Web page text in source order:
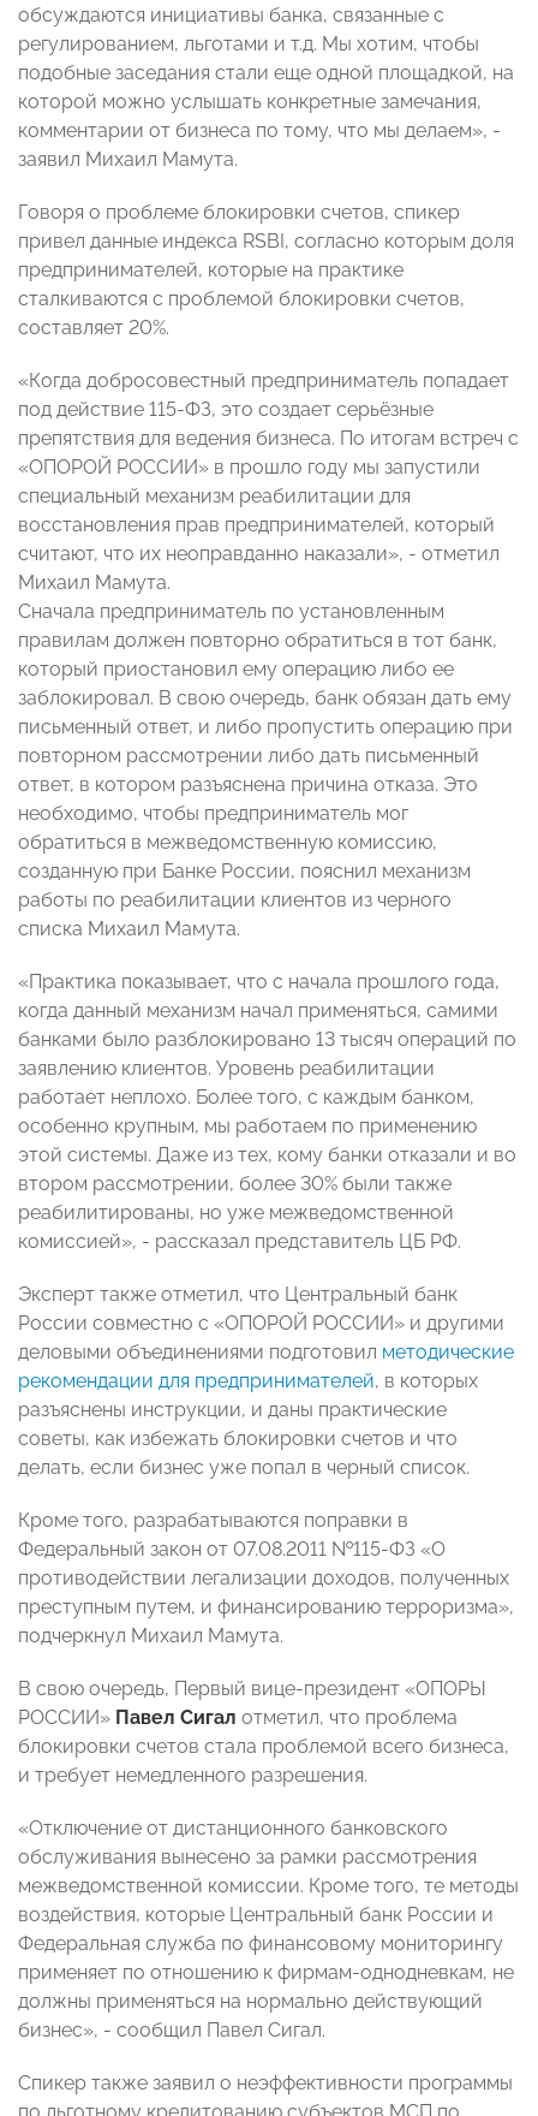
обсуждаются инициативы банка, связанные с
регулированием, льготами и т.д. Мы хотим, чтобы
подобные заседания стали еще одной площадкой, на
которой можно услышать конкретные замечания,
комментарии от бизнеса по тому, что мы делаем», -
заявил Михаил Мамута.
Говоря о проблеме блокировки счетов, спикер
привел данные индекса RSBI, согласно которым доля
предпринимателей, которые на практике
сталкиваются с проблемой блокировки счетов,
составляет 20%.
«Когда добросовестный предприниматель попадает
под действие 115-ФЗ, это создает серьёзные
препятствия для ведения бизнеса. По итогам встреч с
«ОПОРОЙ РОССИИ» в прошло году мы запустили
специальный механизм реабилитации для
восстановления прав предпринимателей, который
считают, что их неоправданно наказали», - отметил
Михаил Мамута.
Сначала предприниматель по установленным
правилам должен повторно обратиться в тот банк,
который приостановил ему операцию либо ее
заблокировал. В свою очередь, банк обязан дать ему
письменный ответ, и либо пропустить операцию при
повторном рассмотрении либо дать письменный
ответ, в котором разъяснена причина отказа. Это
необходимо, чтобы предприниматель мог
обратиться в межведомственную комиссию,
созданную при Банке России, пояснил механизм
работы по реабилитации клиентов из черного
списка Михаил Мамута.
«Практика показывает, что с начала прошлого года,
когда данный механизм начал применяться, самими
банками было разблокировано 13 тысяч операций по
заявлению клиентов. Уровень реабилитации
работает неплохо. Более того, с каждым банком,
особенно крупным, мы работаем по применению
этой системы. Даже из тех, кому банки отказали и во
втором рассмотрении, более 30% были также
реабилитированы, но уже межведомственной
комиссией», - рассказал представитель ЦБ РФ.
Эксперт также отметил, что Центральный банк
России совместно с «ОПОРОЙ РОССИИ» и другими
деловыми объединениями подготовил методические
рекомендации для предпринимателей, в которых
разъяснены инструкции, и даны практические
советы, как избежать блокировки счетов и что
делать, если бизнес уже попал в черный список.
Кроме того, разрабатываются поправки в
Федеральный закон от 07.08.2011 №115-ФЗ «О
противодействии легализации доходов, полученных
преступным путем, и финансированию терроризма»,
подчеркнул Михаил Мамута.
В свою очередь, Первый вице-президент «ОПОРЫ
РОССИИ» Павел Сигал отметил, что проблема
блокировки счетов стала проблемой всего бизнеса,
и требует немедленного разрешения.
«Отключение от дистанционного банковского
обслуживания вынесено за рамки рассмотрения
межведомственной комиссии. Кроме того, те методы
воздействия, которые Центральный банк России и
Федеральная служба по финансовому мониторингу
применяет по отношению к фирмам-однодневкам, не
должны применяться на нормально действующий
бизнес», - сообщил Павел Сигал.
Спикер также заявил о неэффективности программы